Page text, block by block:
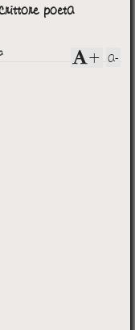
poeta
a-
+